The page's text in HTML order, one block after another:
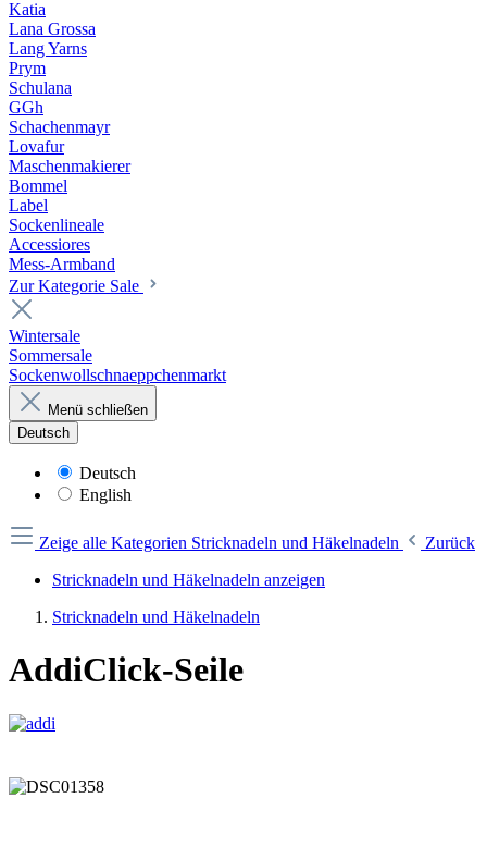
Katia
Lana Grossa
Lang Yarns
Prym
Schulana
GGh
Schachenmayr
Lovafur
Maschenmakierer
Bommel
Label
Sockenlineale
Accessiores
Mess-Armband
Zur Kategorie Sale
Wintersale
Sommersale
Sockenwollschnaeppchenmarkt
Menü schließen
Deutsch
Deutsch
English
Zeige alle Kategorien Stricknadeln und Häkelnadeln
Zurück
Stricknadeln und Häkelnadeln anzeigen
Stricknadeln und Häkelnadeln
AddiClick-Seile